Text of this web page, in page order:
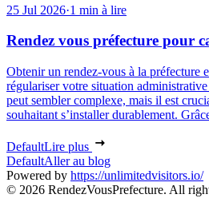
25 Jul 2026·1 min à lire
Rendez vous préfecture pour
Obtenir un rendez-vous à la préfecture
régulariser votre situation
peut sembler complexe, mais il est
souhaitant s’installer durablement.
DefaultLire plus
DefaultAller au blog
Powered by https://unlimitedvisitors.io/
© 2026 RendezVousPrefecture. All